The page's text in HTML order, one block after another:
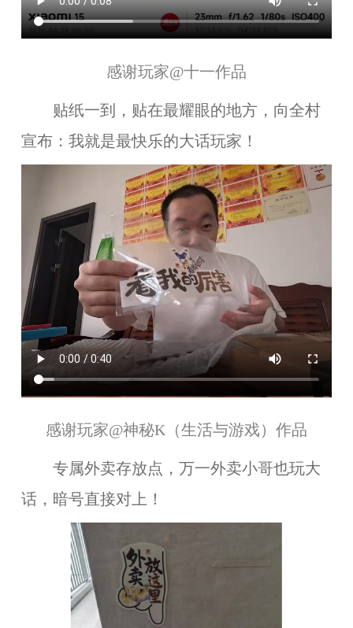
感谢玩家@十一作品
贴纸一到，贴在最耀眼的地方，向全村
宣布：我就是最快乐的大话玩家！
感谢玩家@神秘K（生活与游戏） 作品
专属外卖存放点，万一外卖小哥也玩大
话，暗号直接对上！